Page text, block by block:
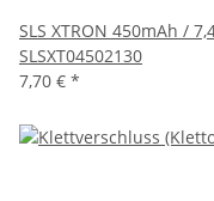
SLS XTRON 450mAh /
SLSXT04502130
7,70 € *